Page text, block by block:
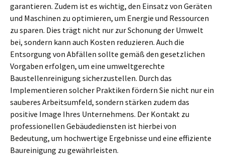
garantieren. Zudem ist es wichtig, den Einsatz von Geräten
und Maschinen zu optimieren, um Energie und Ressourcen
zu sparen. Dies trägt nicht nur zur Schonung der Umwelt
bei, sondern kann auch Kosten reduzieren. Auch die
Entsorgung von Abfällen sollte gemäß den gesetzlichen
Vorgaben erfolgen, um eine umweltgerechte
Baustellenreinigung sicherzustellen. Durch das
Implementieren solcher Praktiken fördern Sie nicht nur ein
sauberes Arbeitsumfeld, sondern stärken zudem das
positive Image Ihres Unternehmens. Der Kontakt zu
professionellen Gebäudediensten ist hierbei von
Bedeutung, um hochwertige Ergebnisse und eine effiziente
Baureinigung zu gewährleisten.